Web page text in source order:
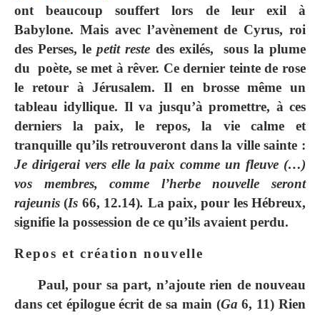
ont beaucoup souffert lors de leur exil à
Babylone. Mais avec l’avènement de Cyrus, roi
des Perses, le petit reste des exilés, sous la plume
du poète, se met à rêver. Ce dernier teinte de rose
le retour à Jérusalem. Il en brosse même un
tableau idyllique. Il va jusqu’à promettre, à ces
derniers la paix, le repos, la vie calme et
tranquille qu’ils retrouveront dans la ville sainte :
Je dirigerai vers elle la paix comme un fleuve (…)
vos membres, comme l’herbe nouvelle seront
rajeunis (Is 66, 12.14). La paix, pour les Hébreux,
signifie la possession de ce qu’ils avaient perdu.
Repos et création nouvelle
Paul, pour sa part, n’ajoute rien de nouveau
dans cet épilogue écrit de sa main (Ga 6, 11) Rien